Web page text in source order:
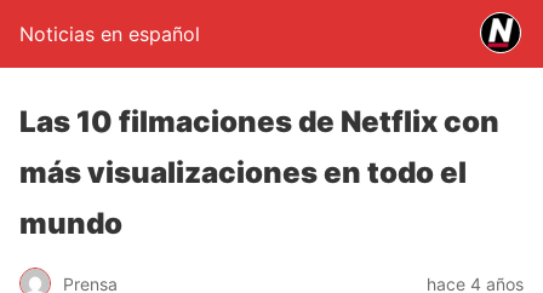
Noticias en español
Las 10 filmaciones de Netflix con
más visualizaciones en todo el
mundo
Prensa hace 4 años